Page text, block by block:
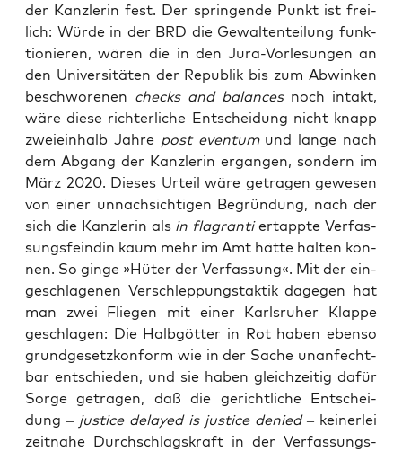
der Kanz­le­rin fest. Der sprin­gen­de Punkt ist frei­
lich: Wür­de in der BRD die Gewal­ten­tei­lung funk­
tio­nie­ren, wären die in den Jura-Vor­le­sun­gen an
den Uni­ver­si­tä­ten der Repu­blik bis zum Abwin­ken
beschwo­re­nen checks and balan­cesnoch intakt,
wäre die­se rich­ter­li­che Ent­schei­dung nicht knapp
zwei­ein­halb Jah­re post even­tumund lan­ge nach
dem Abgang der Kanz­le­rin ergan­gen, son­dern im
März 2020. Die­ses Urteil wäre getra­gen gewe­sen
von einer unnach­sich­ti­gen Begrün­dung, nach der
sich die Kanz­le­rin als in fla­gran­tiertapp­te Ver­fas­
sungs­fein­din kaum mehr im Amt hät­te hal­ten kön­
nen. So gin­ge »Hüter der Ver­fas­sung«. Mit der ein­
ge­schla­ge­nen Ver­schlep­pungs­tak­tik dage­gen hat
man zwei Flie­gen mit einer Karls­ru­her Klap­pe
geschla­gen: Die Halb­göt­ter in Rot haben eben­so
grund­ge­setz­kon­form wie in der Sache unan­fecht­
bar ent­schie­den, und sie haben gleich­zei­tig dafür
Sor­ge getra­gen, daß die gericht­li­che Ent­schei­
dung – jus­ti­ce delay­ed is jus­ti­ce denied– kei­ner­lei
zeit­na­he Durch­schlags­kraft in der Ver­fas­sungs­